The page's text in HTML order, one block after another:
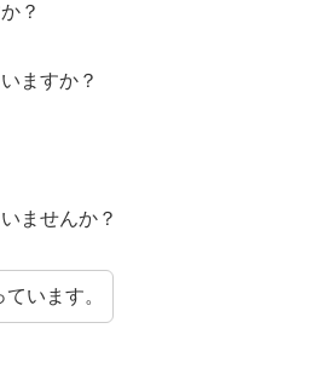
？
ますか？
ませんか？
います。